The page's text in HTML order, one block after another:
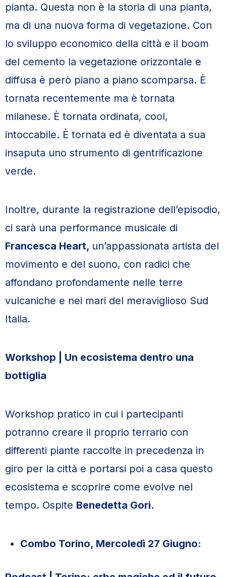
pianta. Questa non è la storia di una pianta,
ma di una nuova forma di vegetazione. Con
lo sviluppo economico della città e il boom
del cemento la vegetazione orizzontale e
diffusa è però piano a piano scomparsa. È
tornata recentemente ma è tornata
milanese. È tornata ordinata, cool,
intoccabile. È tornata ed è diventata a sua
insaputa uno strumento di gentrificazione
verde.
Inoltre, durante la registrazione dell’episodio,
ci sarà una performance musicale di
Francesca Heart, un’appassionata artista del
movimento e del suono, con radici che
affondano profondamente nelle terre
vulcaniche e nei mari del meraviglioso Sud
Italia.
Workshop | Un ecosistema dentro una
bottiglia
Workshop pratico in cui i partecipanti
potranno creare il proprio terrario con
differenti piante raccolte in precedenza in
giro per la città e portarsi poi a casa questo
ecosistema e scoprire come evolve nel
tempo. Ospite Benedetta Gori.
Combo Torino, Mercoledì 27 Giugno: